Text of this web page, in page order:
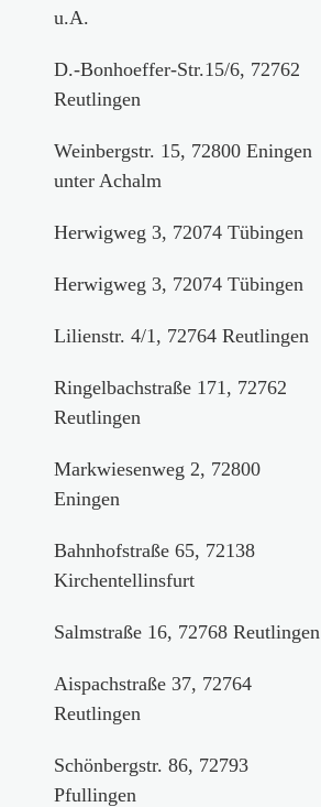
u.A.
D.-Bonhoeffer-Str.15/6, 72762
Reutlingen
Weinbergstr. 15, 72800 Eningen
unter Achalm
Herwigweg 3, 72074 Tübingen
Herwigweg 3, 72074 Tübingen
Lilienstr. 4/1, 72764 Reutlingen
Ringelbachstraße 171, 72762
Reutlingen
Markwiesenweg 2, 72800
Eningen
Bahnhofstraße 65, 72138
Kirchentellinsfurt
Salmstraße 16, 72768 Reutlingen
Aispachstraße 37, 72764
Reutlingen
Schönbergstr. 86, 72793
Pfullingen